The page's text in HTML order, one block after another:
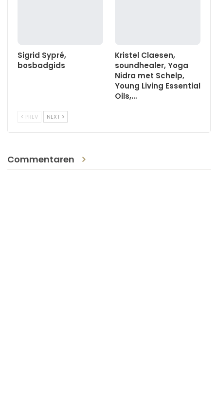
Sigrid Sypré,
bosbadgids
Kristel Claesen,
soundhealer, Yoga
Nidra met Schelp,
Young Living Essential
Oils,…
PREV NEXT
Commentaren